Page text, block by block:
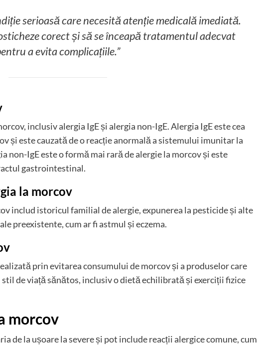
serioasă care necesită atenție medicală imediată.
corect și să se înceapă tratamentul adecvat
a evita complicațiile.”
inclusiv alergia IgE și alergia non-IgE. Alergia IgE este cea
și este cauzată de o reacție anormală a sistemului imunitar la
non-IgE este o formă mai rară de alergie la morcov și este
gastrointestinal.
la morcov
includ istoricul familial de alergie, expunerea la pesticide și alte
preexistente, cum ar fi astmul și eczema.
prin evitarea consumului de morcov și a produselor care
de viață sănătos, inclusiv o dietă echilibrată și exerciții fizice
morcov
de la ușoare la severe și pot include reacții alergice comune, cum